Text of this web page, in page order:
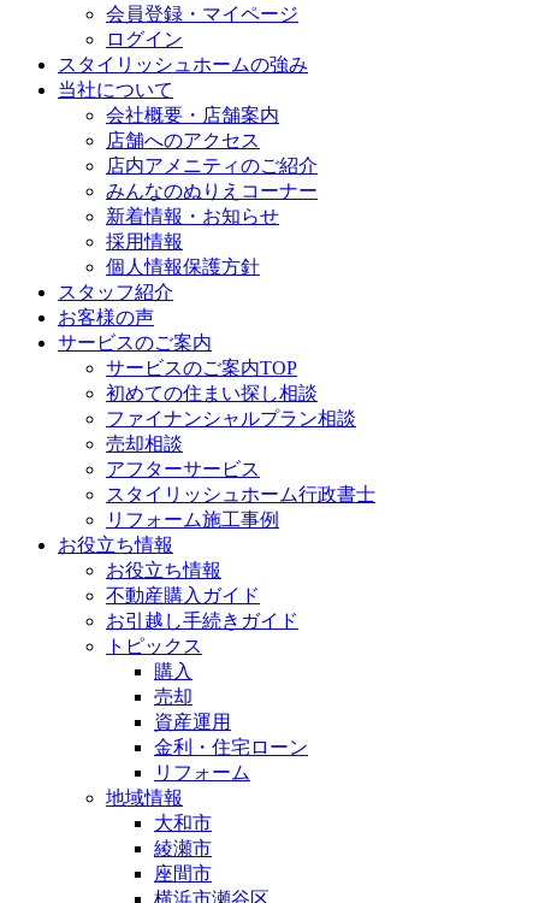
会員登録・マイページ
ログイン
スタイリッシュホームの強み
当社について
会社概要・店舗案内
店舗へのアクセス
店内アメニティのご紹介
みんなのぬりえコーナー
新着情報・お知らせ
採用情報
個人情報保護方針
スタッフ紹介
お客様の声
サービスのご案内
サービスのご案内TOP
初めての住まい探し相談
ファイナンシャルプラン相談
売却相談
アフターサービス
スタイリッシュホーム行政書士
リフォーム施工事例
お役立ち情報
お役立ち情報
不動産購入ガイド
お引越し手続きガイド
トピックス
購入
売却
資産運用
金利・住宅ローン
リフォーム
地域情報
大和市
綾瀬市
座間市
横浜市瀬谷区